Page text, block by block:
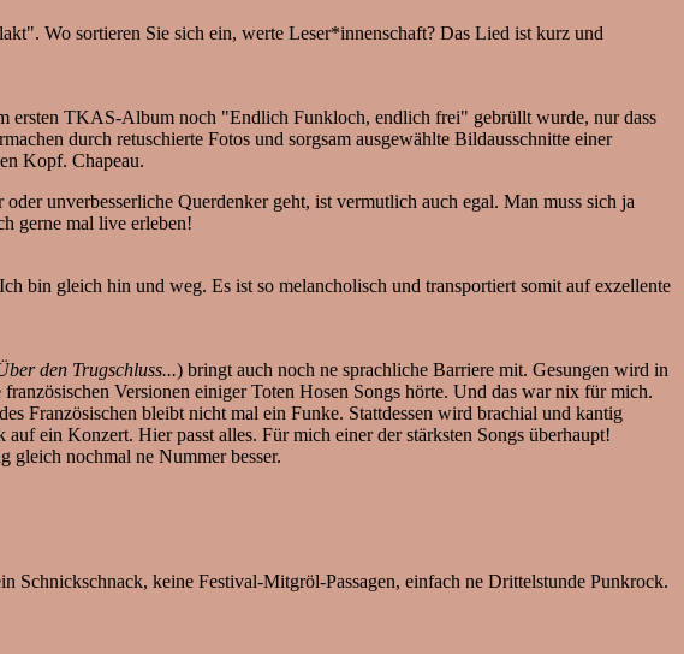
Wo sortieren Sie sich ein, werte Leser*innenschaft? Das Lied ist kurz und
ersten TKAS-Album noch "Endlich Funkloch, endlich frei" gebrüllt wurde, nur dass
durch retuschierte Fotos und sorgsam ausgewählte Bildausschnitte einer
Kopf. Chapeau.
unverbesserliche Querdenker geht, ist vermutlich auch egal. Man muss sich ja
gerne mal live erleben!
bin gleich hin und weg. Es ist so melancholisch und transportiert somit auf exzellente
den Trugschluss...) bringt auch noch ne sprachliche Barriere mit. Gesungen wird in
Versionen einiger Toten Hosen Songs hörte. Und das war nix für mich.
Französischen bleibt nicht mal ein Funke. Stattdessen wird brachial und kantig
ein Konzert. Hier passt alles. Für mich einer der stärksten Songs überhaupt!
gleich nochmal ne Nummer besser.
Schnickschnack, keine Festival-Mitgröl-Passagen, einfach ne Drittelstunde Punkrock.